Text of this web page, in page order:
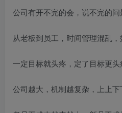
公司有开不完的会，说不完的问
从老板到员工，时间管理混乱，
一定目标就头疼，定了目标更头
公司越大，机制越复杂，上上下